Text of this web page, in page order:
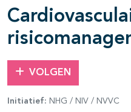
VOLGEN
Initiatief: NHG / NIV / NVVC
open- en